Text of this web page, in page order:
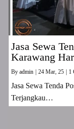
Jasa Sewa
Karawang
By admin 24 Mar, 25 1
Jasa Sewa Tenda
Terjangkau…